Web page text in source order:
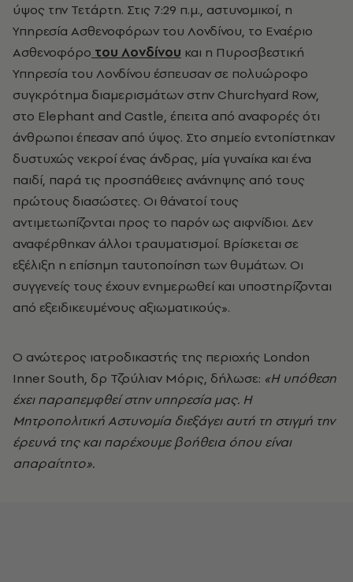
ύψος την Τετάρτη. Στις 7:29 π.μ., αστυνομικοί, η
Υπηρεσία Ασθενοφόρων του Λονδίνου, το Εναέριο
Ασθενοφόρο του Λονδίνου και η Πυροσβεστική
Υπηρεσία του Λονδίνου έσπευσαν σε πολυώροφο
συγκρότημα διαμερισμάτων στην Churchyard Row,
στο Elephant and Castle, έπειτα από αναφορές ότι
άνθρωποι έπεσαν από ύψος. Στο σημείο εντοπίστηκαν
δυστυχώς νεκροί ένας άνδρας, μία γυναίκα και ένα
παιδί, παρά τις προσπάθειες ανάνηψης από τους
πρώτους διασώστες. Οι θάνατοί τους
αντιμετωπίζονται προς το παρόν ως αιφνίδιοι. Δεν
αναφέρθηκαν άλλοι τραυματισμοί. Βρίσκεται σε
εξέλιξη η επίσημη ταυτοποίηση των θυμάτων. Οι
συγγενείς τους έχουν ενημερωθεί και υποστηρίζονται
από εξειδικευμένους αξιωματικούς».
Ο ανώτερος ιατροδικαστής της περιοχής London
Inner South, δρ Τζούλιαν Μόρις, δήλωσε: «Η υπόθεση
έχει παραπεμφθεί στην υπηρεσία μας. Η
Μητροπολιτική Αστυνομία διεξάγει αυτή τη στιγμή την
έρευνά της και παρέχουμε βοήθεια όπου είναι
απαραίτητο».